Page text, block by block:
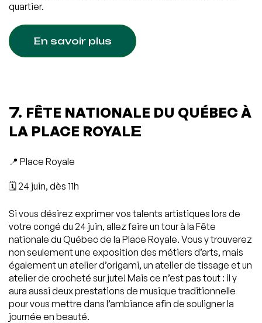
quartier.
En savoir plus
7. FÊTE NATIONALE DU QUÉBEC À
LA PLACE ROYALE
📍 Place Royale
🗓️ 24 juin, dès 11h
Si vous désirez exprimer vos talents artistiques lors de
votre congé du 24 juin, allez faire un tour à la Fête
nationale du Québec de la Place Royale. Vous y trouverez
non seulement une exposition des métiers d’arts, mais
également un atelier d’origami, un atelier de tissage et un
atelier de crocheté sur jute! Mais ce n’est pas tout : il y
aura aussi deux prestations de musique traditionnelle
pour vous mettre dans l’ambiance afin de souligner la
journée en beauté.